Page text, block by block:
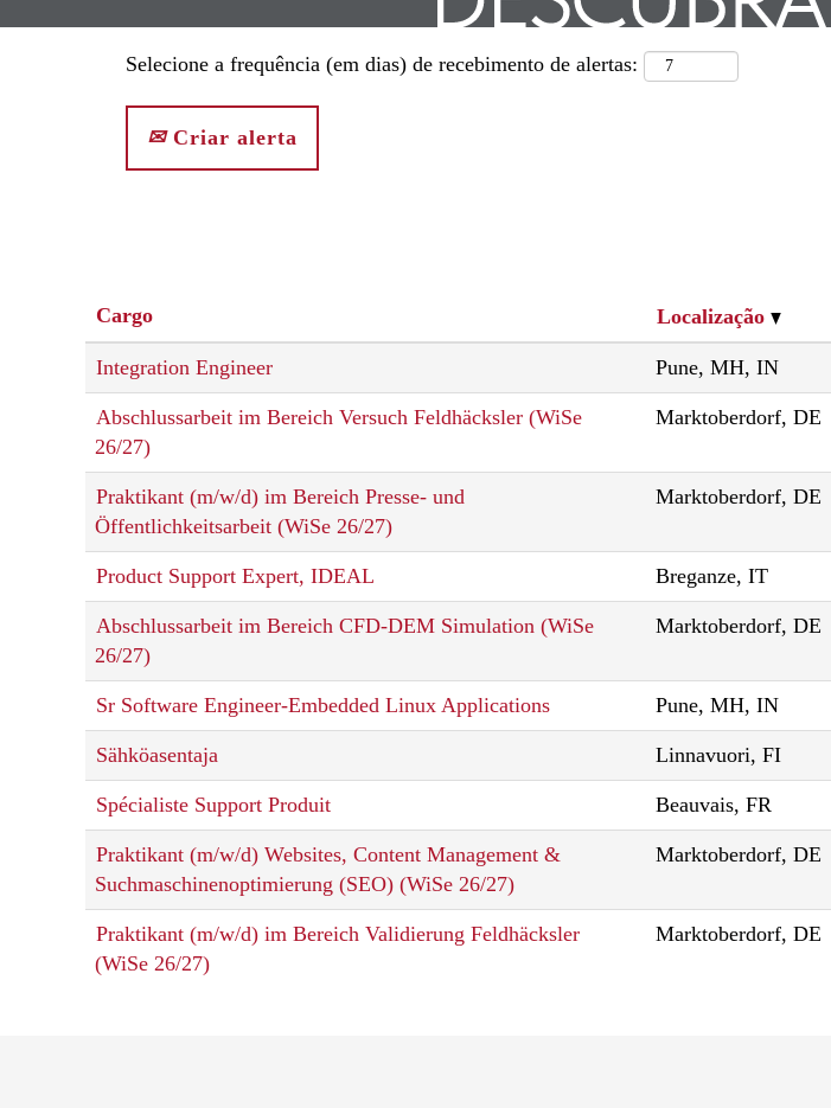
Selecione a frequência (em dias) de recebimento de alertas:
Criar alerta
Cargo Localização
Integration Engineer Pune, MH, IN
Abschlussarbeit im Bereich Versuch Feldhäcksler (WiSe
26/27)
Marktoberdorf, DE
Praktikant (m/w/d) im Bereich Presse- und
Öffentlichkeitsarbeit (WiSe 26/27)
Marktoberdorf, DE
Product Support Expert, IDEAL Breganze, IT
Abschlussarbeit im Bereich CFD-DEM Simulation (WiSe
26/27)
Marktoberdorf, DE
Sr Software Engineer-Embedded Linux Applications Pune, MH, IN
Sähköasentaja Linnavuori, FI
Spécialiste Support Produit Beauvais, FR
Praktikant (m/w/d) Websites, Content Management &
Suchmaschinenoptimierung (SEO) (WiSe 26/27)
Marktoberdorf, DE
Praktikant (m/w/d) im Bereich Validierung Feldhäcksler
(WiSe 26/27)
Marktoberdorf, DE